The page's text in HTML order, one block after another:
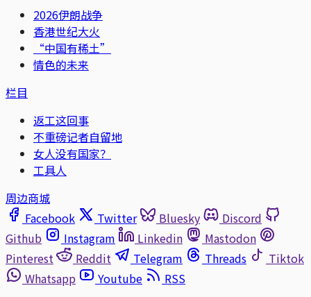
2026伊朗战争
香港世纪大火
“中国有稀土”
情色的未来
栏目
返工这回事
不重磅记者自留地
女人没有国家？
工具人
周边商城
Facebook
Twitter Bluesky
Discord
Github
Instagram Linkedin
Mastodon
Pinterest
Reddit Telegram Threads
Tiktok
Whatsapp
Youtube
RSS